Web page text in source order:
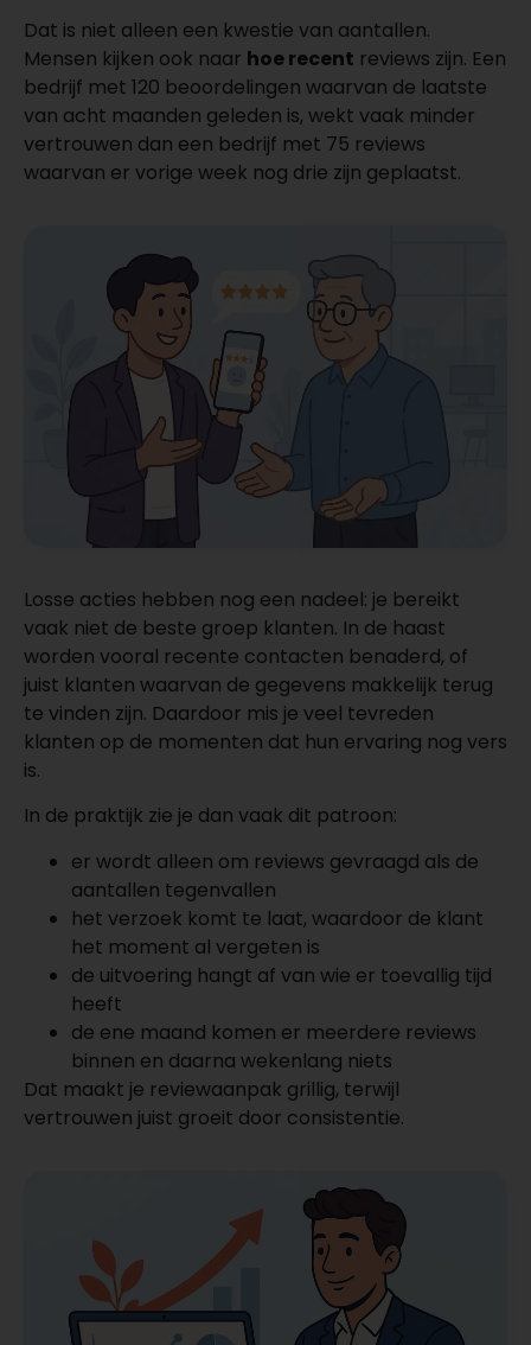
Dat is niet alleen een kwestie van aantallen.
Mensen kijken ook naar hoe recent reviews zijn. Een
bedrijf met 120 beoordelingen waarvan de laatste
van acht maanden geleden is, wekt vaak minder
vertrouwen dan een bedrijf met 75 reviews
waarvan er vorige week nog drie zijn geplaatst.
Losse acties hebben nog een nadeel: je bereikt
vaak niet de beste groep klanten. In de haast
worden vooral recente contacten benaderd, of
juist klanten waarvan de gegevens makkelijk terug
te vinden zijn. Daardoor mis je veel tevreden
klanten op de momenten dat hun ervaring nog vers
is.
In de praktijk zie je dan vaak dit patroon:
er wordt alleen om reviews gevraagd als de
aantallen tegenvallen
het verzoek komt te laat, waardoor de klant
het moment al vergeten is
de uitvoering hangt af van wie er toevallig tijd
heeft
de ene maand komen er meerdere reviews
binnen en daarna wekenlang niets
Dat maakt je reviewaanpak grillig, terwijl
vertrouwen juist groeit door consistentie.